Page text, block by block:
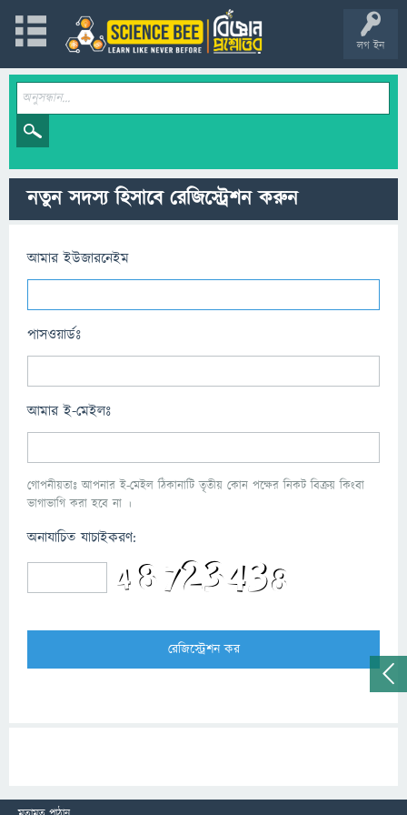
লগ ইন
নতুন সদস্য হিসাবে রেজিস্ট্রেশন করুন
আমার ইউজারনেইম
পাসওয়ার্ডঃ
আমার ই-মেইলঃ
গোপনীয়তাঃ আপনার ই-মেইল ঠিকানাটি তৃতীয় কোন পক্ষের নিকট বিক্রয় কিংবা
ভাগাভাগি করা হবে না ।
অনাযাচিত যাচাইকরণ: